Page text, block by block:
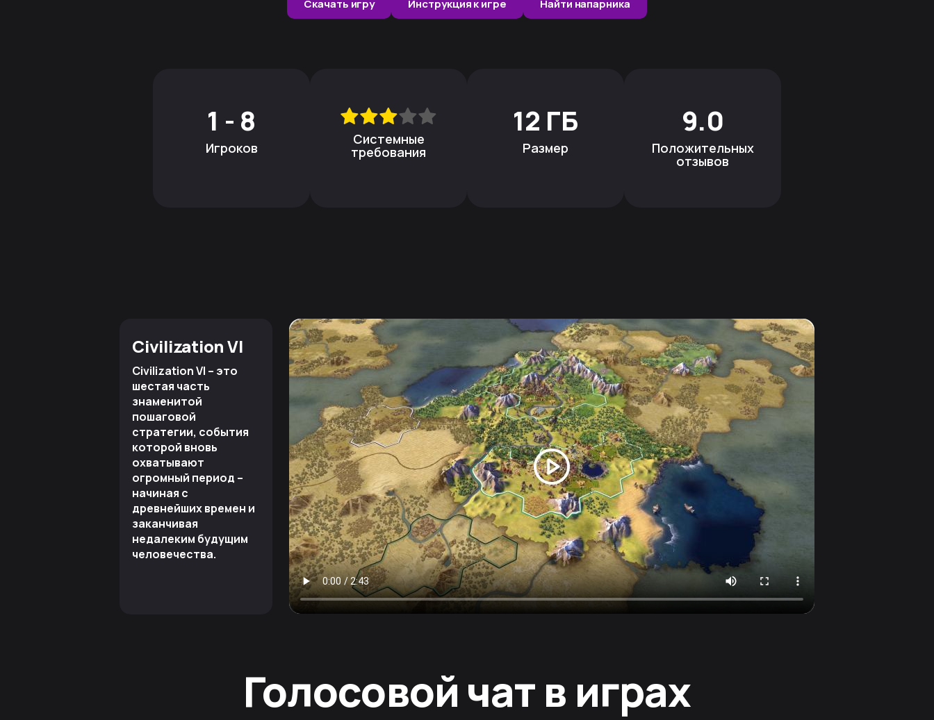
Скачать игру Инструкция к игре Найти напарника
1 - 8
Игроков
Системные
требования
12 ГБ
Размер
9.0
Положительных
отзывов
Civilization VI
Civilization VI – это
шестая часть
знаменитой
пошаговой
стратегии, события
которой вновь
охватывают
огромный период –
начиная с
древнейших времен и
заканчивая
недалеким будущим
человечества.
Голосовой чат в играх